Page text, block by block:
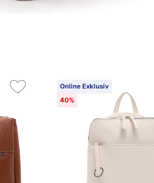
Online Exklusiv
40%